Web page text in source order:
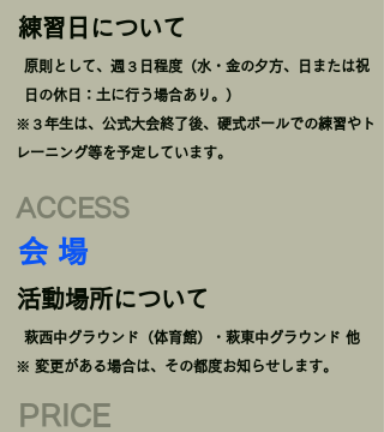
練習日について
原則として、週３日程度（水・金の夕方、日または祝
日の休日：土に行う場合あり。）
※３年生は、公式大会終了後、硬式ボールでの練習やト
レーニング等を予定しています。
会 場
活動場所について
ACCESS
萩西中グラウンド（体育館）・萩東中グラウンド 他
※ 変更がある場合は、その都度お知らせします。
PRICE